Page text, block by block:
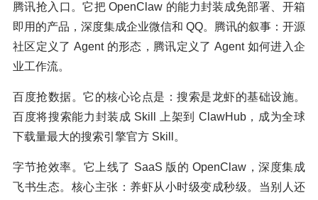
腾讯抢入口。它把 OpenClaw 的能力封装成免部署、开箱
即用的产品，深度集成企业微信和 QQ。腾讯的叙事：开源
社区定义了 Agent 的形态，腾讯定义了 Agent 如何进入企
业工作流。
百度抢数据。它的核心论点是：搜索是龙虾的基础设施。
百度将搜索能力封装成 Skill 上架到 ClawHub，成为全球
下载量最大的搜索引擎官方 Skill。
字节抢效率。它上线了 SaaS 版的 OpenClaw，深度集成
飞书生态。核心主张：养虾从小时级变成秒级。当别人还